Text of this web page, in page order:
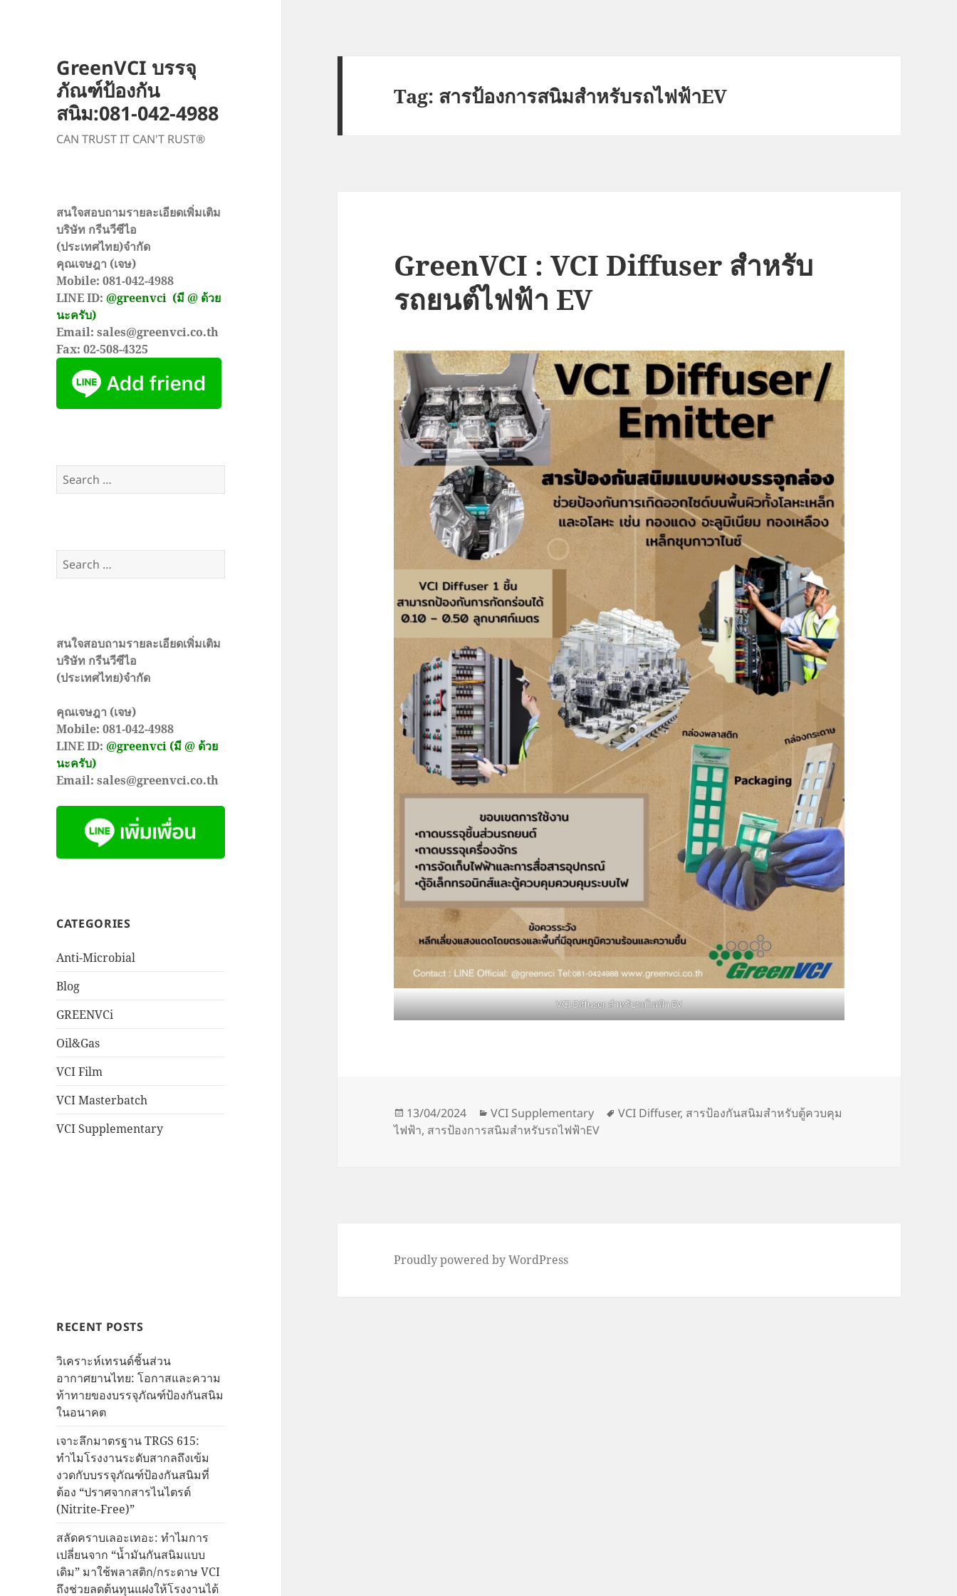
GreenVCI บรรจุ
ภัณฑ์ป้องกัน
สนิม:081-042-4988
CAN TRUST IT CAN'T RUST®
สนใจสอบถามรายละเอียดเพิ่มเติม
บริษัท กรีนวีซีไอ
(ประเทศไทย)จำกัด
คุณเจษฎา (เจษ)
Mobile: 081-042-4988
LINE ID:@greenvci (มี @ ด้วย
นะครับ)
Email: sales@greenvci.co.th
Fax: 02-508-4325
Search
for:
Search
for:
สนใจสอบถามรายละเอียดเพิ่มเติม
บริษัท กรีนวีซีไอ
(ประเทศไทย)จำกัด
คุณเจษฎา (เจษ)
Mobile: 081-042-4988
LINE ID:@greenvci (มี @ ด้วย
นะครับ)
Email: sales@greenvci.co.th
CATEGORIES
Anti-Microbial
Blog
GREENVCi
Oil&Gas
VCI Film
VCI Masterbatch
VCI Supplementary
RECENT POSTS
วิเคราะห์เทรนด์ชิ้นส่วน
อากาศยานไทย: โอกาสและความ
ท้าทายของบรรจุภัณฑ์ป้องกันสนิม
ในอนาคต
เจาะลึกมาตรฐาน TRGS 615:
ทำไมโรงงานระดับสากลถึงเข้ม
งวดกับบรรจุภัณฑ์ป้องกันสนิมที่
ต้อง “ปราศจากสารไนไตรต์
(Nitrite-Free)”
สลัดคราบเลอะเทอะ: ทำไมการ
เปลี่ยนจาก “น้ำมันกันสนิมแบบ
เดิม” มาใช้พลาสติก/กระดาษ VCI
ถึงช่วยลดต้นทุนแฝงให้โรงงานได้
Tag: สารป้องการสนิมสำหรับรถไฟฟ้าEV
GreenVCI : VCI Diffuser สำหรับ
รถยนต์ไฟฟ้า EV
VCI Diffuser สำหรับรถไฟฟ้า EV
Posted
on
13/04/2024 Categories
VCI Supplementary Tags
VCI Diffuser, สารป้องกันสนิมสำหรับตู้ควบคุม
ไฟฟ้า, สารป้องการสนิมสำหรับรถไฟฟ้าEV
Proudly powered by WordPress